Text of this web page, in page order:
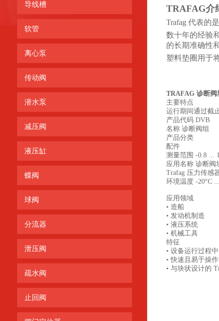
导线槽
软管
离心泵
传动阀
潜水泵
减压阀
液压缸
蝶阀
球阀
分流器
泄压阀
疏水阀
止回阀
TRAFAG介
Trafag 代表的
数十年的经验
的长期准确性
塑料垫圈用于
TRAFAG 诊断阀
主要特点
运行期间通过截
产品代码 DVB
名称 诊断阀组
产品分类
配件
测量范围 -0.8 ...
应用名称 诊断阀
Trafag 压力传感
环境温度 -20°C
应用领域
• 造船
• 发动机制造
• 液压系统
• 机械工具
特征
• 设备运行过程
• 快速且易于操作
• 与块状设计的